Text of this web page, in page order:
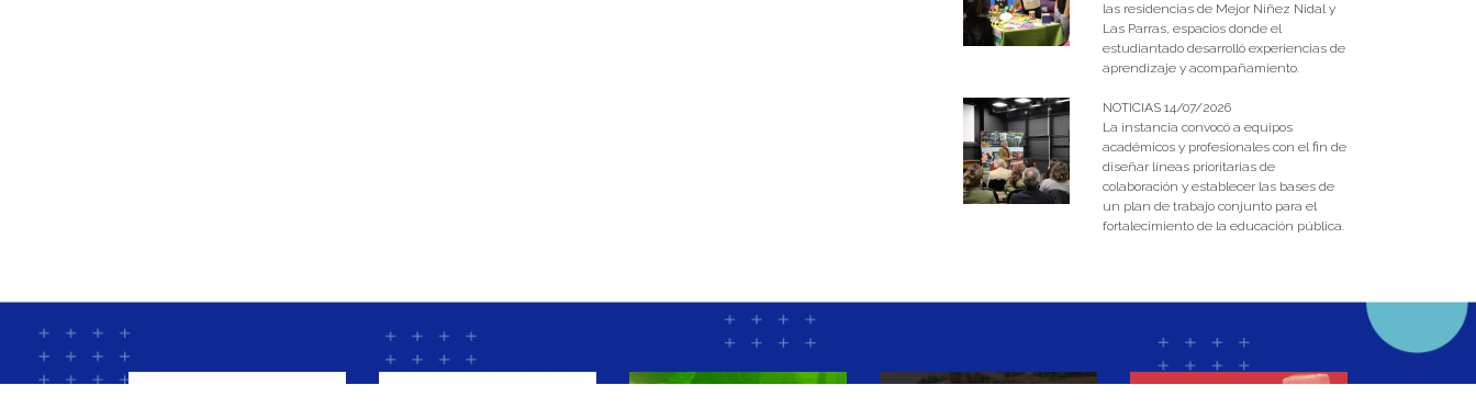
las residencias de Mejor Niñez Nidal y
Las Parras, espacios donde el
estudiantado desarrolló experiencias de
aprendizaje y acompañamiento.
NOTICIAS 14/07/2026
La instancia convocó a equipos
académicos y profesionales con el fin de
diseñar líneas prioritarias de
colaboración y establecer las bases de
un plan de trabajo conjunto para el
fortalecimiento de la educación pública.